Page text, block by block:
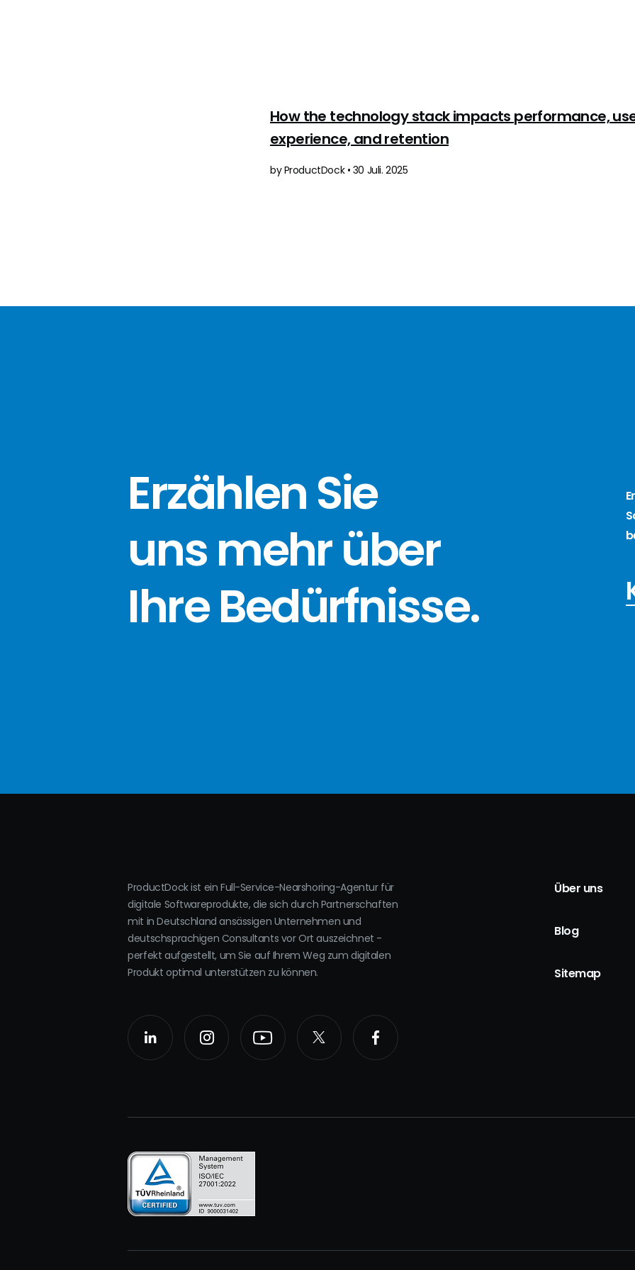
How the technology stack impacts performance,
experience, and retention
by ProductDock • 30 Juli. 2025
Erzählen Sie
uns mehr über
Ihre Bedürfnisse.
ProductDock ist ein Full-Service-Nearshoring-Agentur für
digitale Softwareprodukte, die sich durch Partnerschaften
mit in Deutschland ansässigen Unternehmen und
deutschsprachigen Consultants vor Ort auszeichnet -
perfekt aufgestellt, um Sie auf Ihrem Weg zum digitalen
Produkt optimal unterstützen zu können.
Über uns
Blog
Sitemap